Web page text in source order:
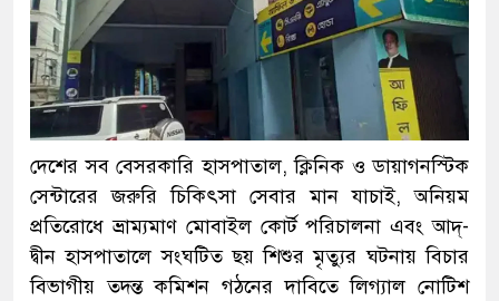
দেশের সব বেসরকারি হাসপাতাল, ক্লিনিক ও ডায়াগনস্টিক
সেন্টারের জরুরি চিকিৎসা সেবার মান যাচাই, অনিয়ম
প্রতিরোধে ভ্রাম্যমাণ মোবাইল কোর্ট পরিচালনা এবং আদ্-
দ্বীন হাসপাতালে সংঘটিত ছয় শিশুর মৃত্যুর ঘটনায় বিচার
বিভাগীয় তদন্ত কমিশন গঠনের দাবিতে লিগ্যাল নোটিশ